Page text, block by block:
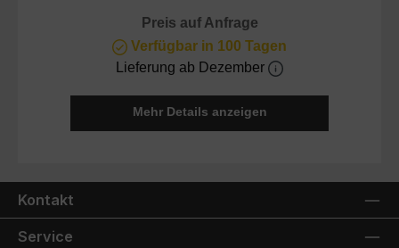
Preis auf Anfrage
Verfügbar in 100 Tagen
Lieferung ab Dezember
Mehr Details anzeigen
Kontakt
Service